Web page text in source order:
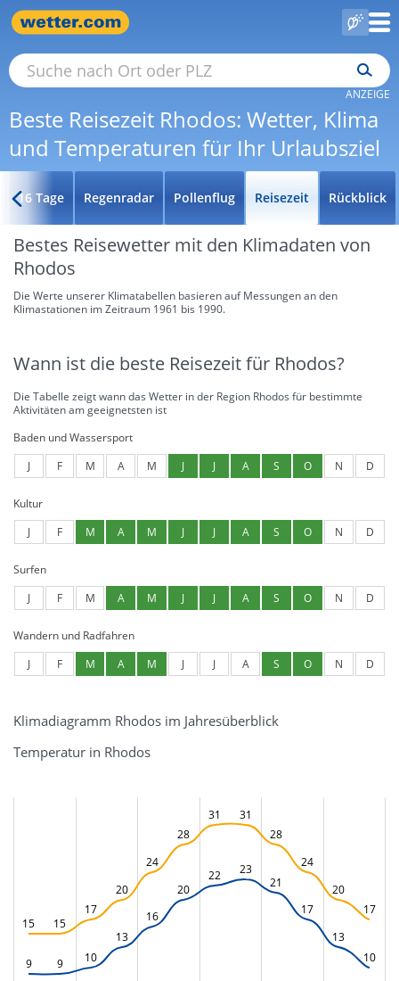
Beste Reisezeit Rhodos: Wetter, Klima
und Temperaturen für Ihr Urlaubsziel
ANZEIGE
16 Tage Regenradar Pollenflug Reisezeit Rückblick
Bestes Reisewetter mit den Klimadaten von
Rhodos
Die Werte unserer Klimatabellen basieren auf Messungen an den
Klimastationen im Zeitraum 1961 bis 1990.
Wann ist die beste Reisezeit für Rhodos?
Die Tabelle zeigt wann das Wetter in der Region Rhodos für bestimmte
Aktivitäten am geeignetsten ist
Baden und Wassersport
J
F M A M J J A S O N D
Kultur
J
F M A M J J A S O N D
Surfen
J
F M A M J J A S O N D
Wandern und Radfahren
J
F M A M J J A S O N D
Klimadiagramm Rhodos im Jahresüberblick
Temperatur in Rhodos
15 15
17
20
24
28
31
31
28
24
20
17
9 9 10
13
16
20
22
23
21
17
13
10